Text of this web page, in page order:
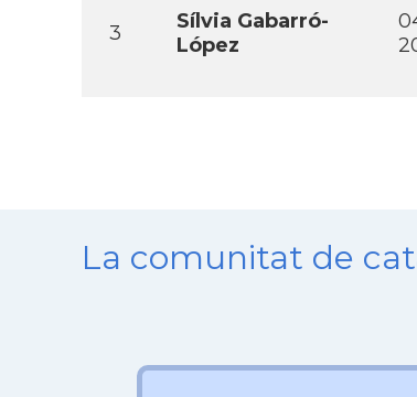
3
Sí­lvia Gabarró-
López
La comunitat de